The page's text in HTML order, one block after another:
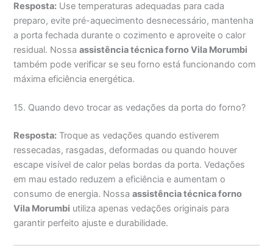
Resposta: Use temperaturas adequadas para cada
preparo, evite pré-aquecimento desnecessário, mantenha
a porta fechada durante o cozimento e aproveite o calor
residual. Nossaassistência técnica forno Vila Morumbi
também pode verificar se seu forno está funcionando com
máxima eficiência energética.
15. Quando devo trocar as vedações da porta do forno?
Resposta: Troque as vedações quando estiverem
ressecadas, rasgadas, deformadas ou quando houver
escape visível de calor pelas bordas da porta. Vedações
em mau estado reduzem a eficiência e aumentam o
consumo de energia. Nossaassistência técnica forno
Vila Morumbi utiliza apenas vedações originais para
garantir perfeito ajuste e durabilidade.